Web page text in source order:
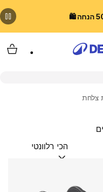
צלחת
מיין לפי:(optional)